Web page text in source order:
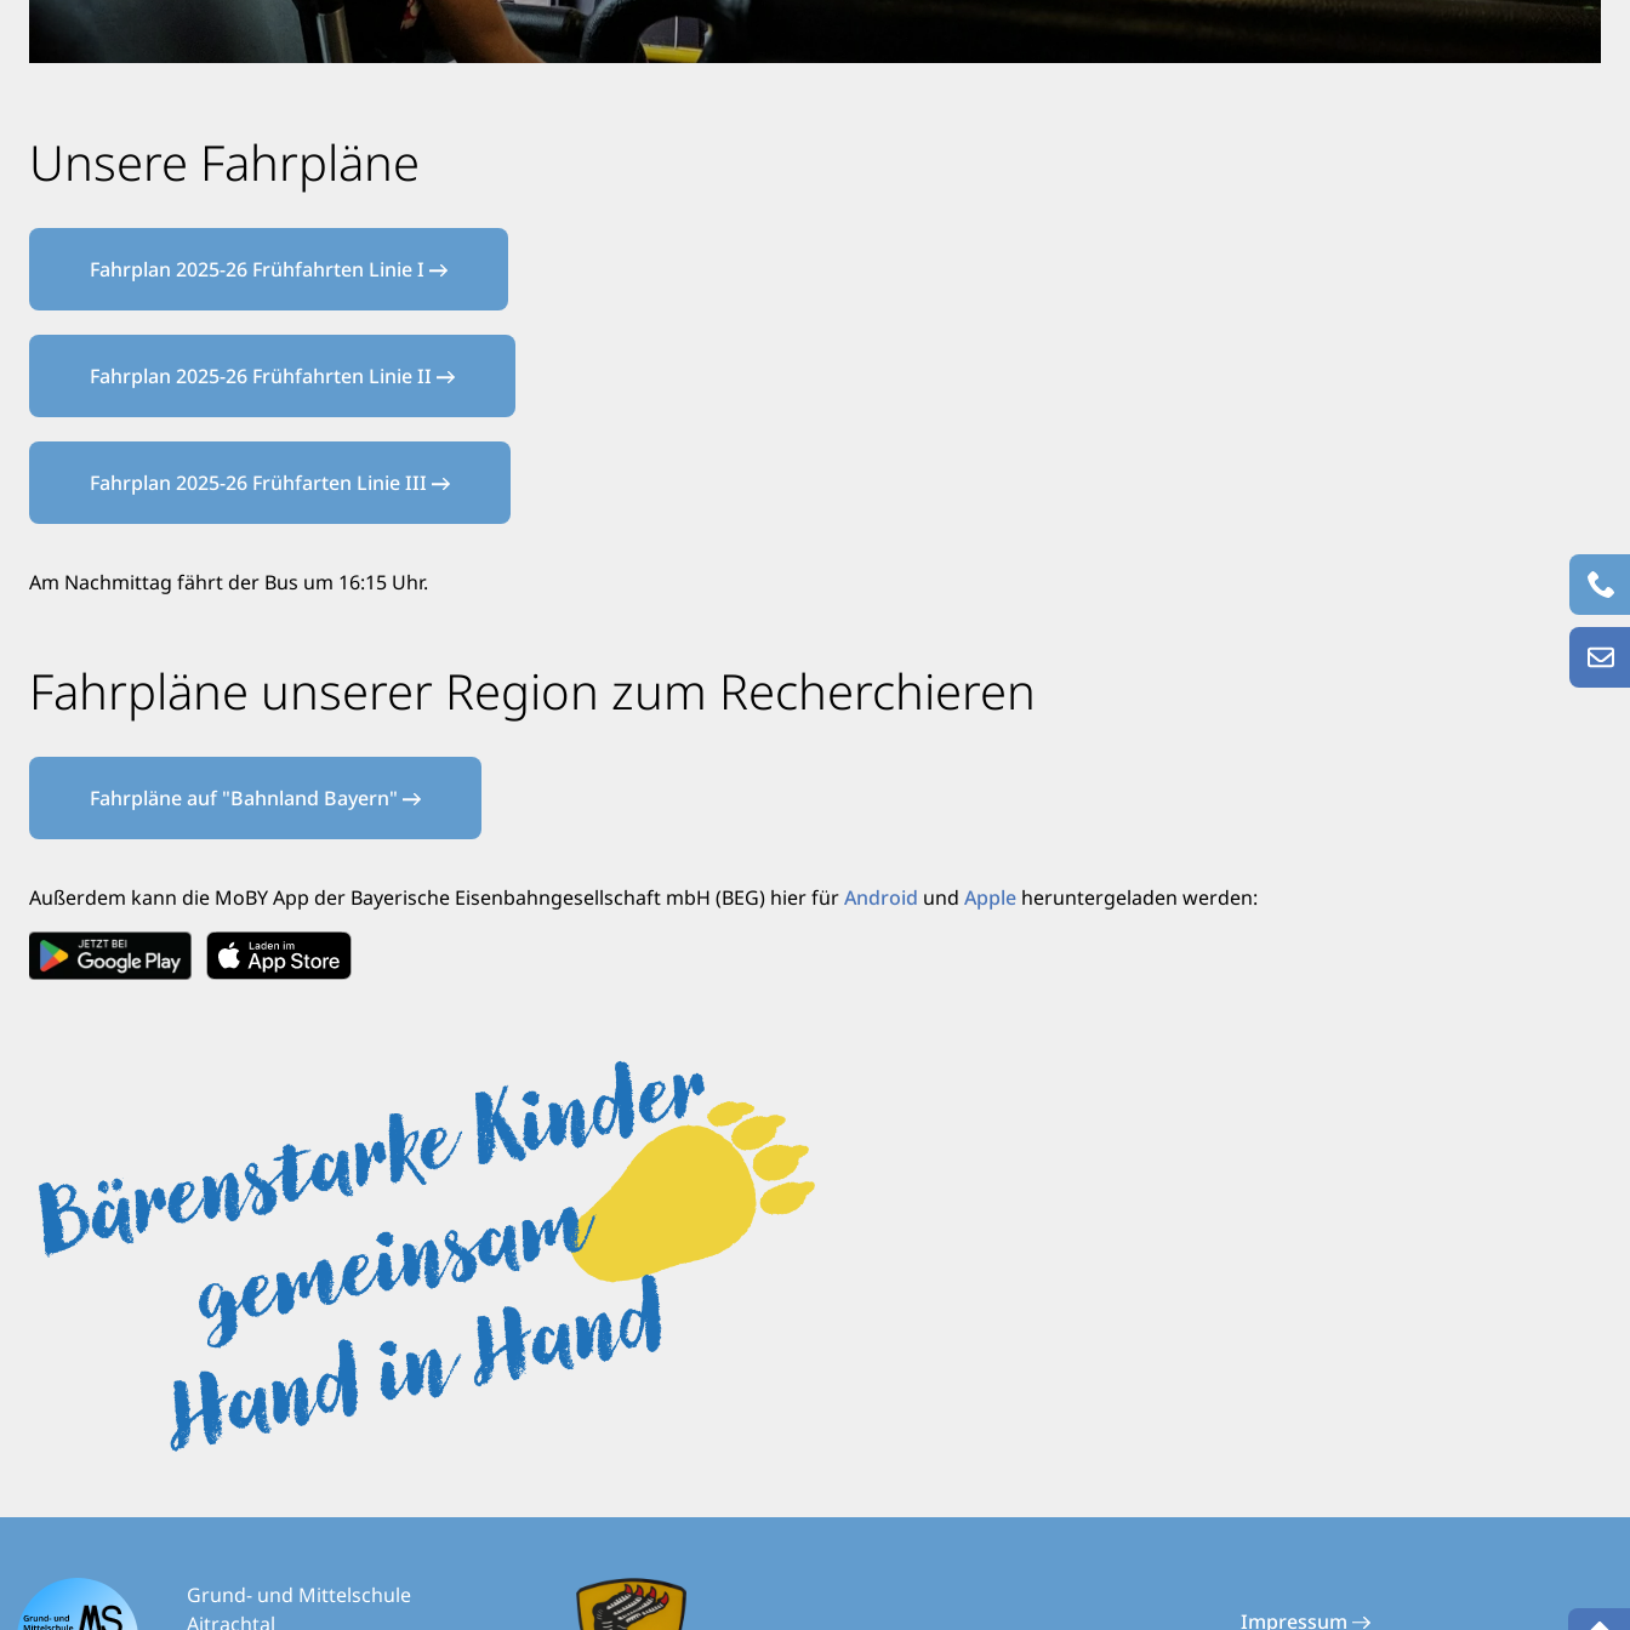
Unsere Fahrpläne
Fahrplan 2025-26 Frühfahrten Linie I
Fahrplan 2025-26 Frühfahrten Linie II
Fahrplan 2025-26 Frühfarten Linie III
Am Nachmittag fährt der Bus um 16:15 Uhr.
Fahrpläne unserer Region zum Recherchieren
Fahrpläne auf "Bahnland Bayern"
Außerdem kann die MoBY App der Bayerische Eisenbahngesellschaft mbH (BEG) hier fürAndroid und Apple heruntergeladen werden:
Grund- und Mittelschule
Aitrachtal
Impressum